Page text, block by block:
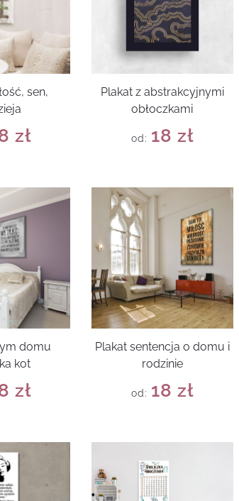
sen,
zł
Plakat z abstrakcyjnymi
obłoczkami
od: 18 zł
domu
kot
zł
Plakat sentencja o domu i
rodzinie
od: 18 zł